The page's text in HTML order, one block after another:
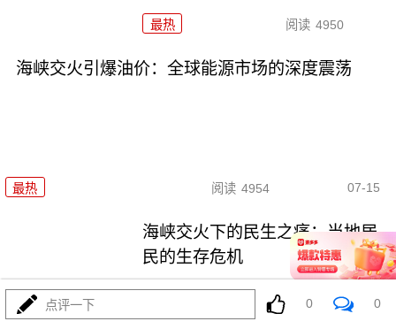
最热 阅读 4950
海峡交火引爆油价：全球能源市场的深度震荡
最热 阅读 4954 07-15
海峡交火下的民生之痛：当地居
民的生存危机
阅读 4068
点评一下 0 0